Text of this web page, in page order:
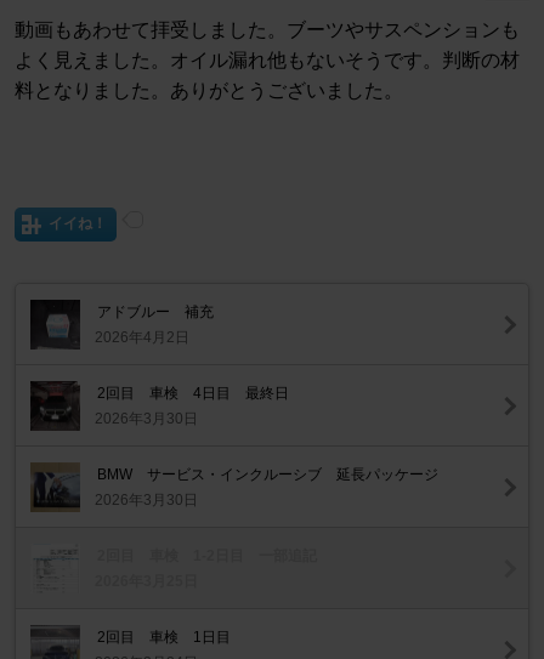
動画もあわせて拝受しました。ブーツやサスペンションも
よく見えました。オイル漏れ他もないそうです。判断の材
料となりました。ありがとうございました。
イイね！
アドブルー 補充
2026年4月2日
2回目 車検 4日目 最終日
2026年3月30日
BMW サービス・インクルーシブ 延長パッケージ
2026年3月30日
2回目 車検 1日目